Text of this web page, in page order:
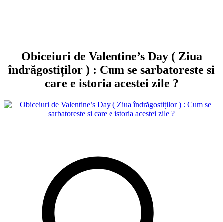
Obiceiuri de Valentine’s Day ( Ziua
îndrăgostiților ) : Cum se sarbatoreste si
care e istoria acestei zile ?